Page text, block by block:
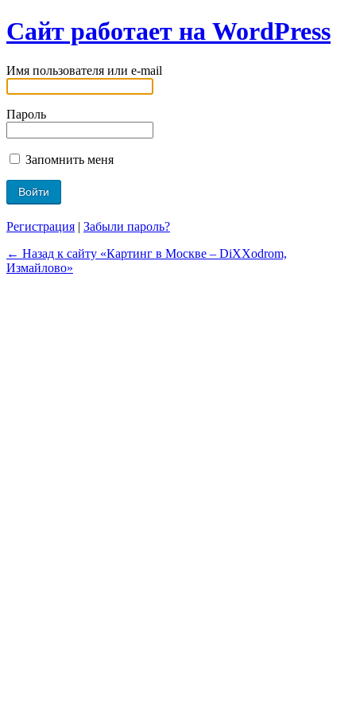
Сайт работает на WordPress
Имя пользователя или e-mail
Пароль
Запомнить меня
Регистрация | Забыли пароль?
← Назад к сайту «Картинг в Москве – DiXXodrom,
Измайлово»